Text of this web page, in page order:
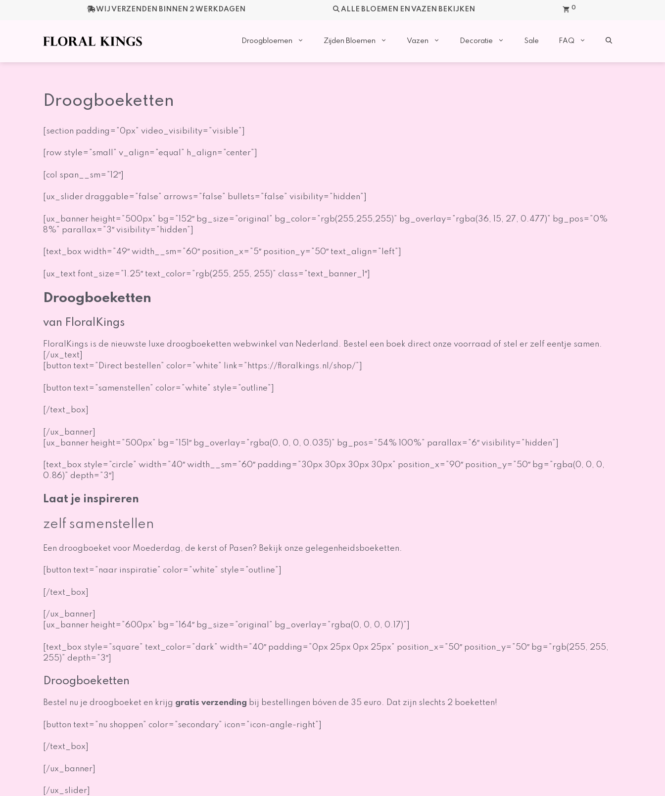
WIJ VERZENDEN BINNEN 2 WERKDAGEN ALLE BLOEMEN EN VAZEN BEKIJKEN 0
Droogbloemen Zijden Bloemen Vazen Decoratie Sale FAQ
Droogboeketten
[section padding=”0px” video_visibility=”visible”]
[row style=”small” v_align=”equal” h_align=”center”]
[col span__sm=”12″]
[ux_slider draggable=”false” arrows=”false” bullets=”false” visibility=”hidden”]
[ux_banner height=”500px” bg=”152″ bg_size=”original” bg_color=”rgb(255,255,255)” bg_overlay=”rgba(36, 15, 27, 0.477)” bg_pos=”0%
8%” parallax=”3″ visibility=”hidden”]
[text_box width=”49″ width__sm=”60″ position_x=”5″ position_y=”50″ text_align=”left”]
[ux_text font_size=”1.25″ text_color=”rgb(255, 255, 255)” class=”text_banner_1″]
Droogboeketten
van FloralKings
FloralKings is de nieuwste luxe droogboeketten webwinkel van Nederland. Bestel een boek direct onze voorraad of stel er zelf eentje samen.
[/ux_text]
[button text=”Direct bestellen” color=”white” link=”https://floralkings.nl/shop/”]
[button text=”samenstellen” color=”white” style=”outline”]
[/text_box]
[/ux_banner]
[ux_banner height=”500px” bg=”151″ bg_overlay=”rgba(0, 0, 0, 0.035)” bg_pos=”54% 100%” parallax=”6″ visibility=”hidden”]
[text_box style=”circle” width=”40″ width__sm=”60″ padding=”30px 30px 30px 30px” position_x=”90″ position_y=”50″ bg=”rgba(0, 0, 0,
0.86)” depth=”3″]
Laat je inspireren
zelf samenstellen
Een droogboeket voor Moederdag, de kerst of Pasen? Bekijk onze gelegenheidsboeketten.
[button text=”naar inspiratie” color=”white” style=”outline”]
[/text_box]
[/ux_banner]
[ux_banner height=”600px” bg=”164″ bg_size=”original” bg_overlay=”rgba(0, 0, 0, 0.17)”]
[text_box style=”square” text_color=”dark” width=”40″ padding=”0px 25px 0px 25px” position_x=”50″ position_y=”50″ bg=”rgb(255, 255,
255)” depth=”3″]
Droogboeketten
Bestel nu je droogboeket en krijg gratis verzending bij bestellingen bóven de 35 euro. Dat zijn slechts 2 boeketten!
[button text=”nu shoppen” color=”secondary” icon=”icon-angle-right”]
[/text_box]
[/ux_banner]
[/ux_slider]